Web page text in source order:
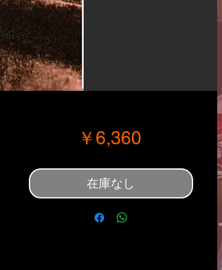
￥6,360価格
在庫なし